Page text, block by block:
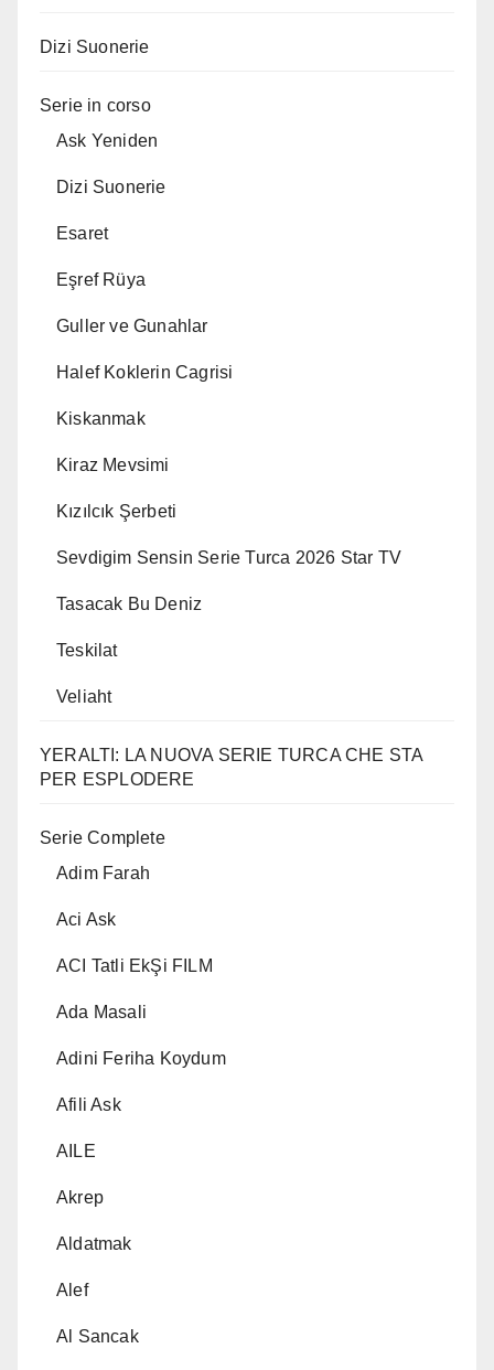
Dizi Suonerie
Serie in corso
Ask Yeniden
Dizi Suonerie
Esaret
Eşref Rüya
Guller ve Gunahlar
Halef Koklerin Cagrisi
Kiskanmak
Kiraz Mevsimi
Kızılcık Şerbeti
Sevdigim Sensin Serie Turca 2026 Star TV
Tasacak Bu Deniz
Teskilat
Veliaht
YERALTI: LA NUOVA SERIE TURCA CHE STA
PER ESPLODERE
Serie Complete
Adim Farah
Aci Ask
ACI Tatli EkŞi FILM
Ada Masali
Adini Feriha Koydum
Afili Ask
AILE
Akrep
Aldatmak
Alef
Al Sancak